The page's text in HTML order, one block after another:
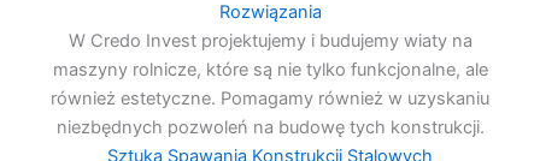
Rozwiązania
W Credo Invest projektujemy i budujemy wiaty na
maszyny rolnicze, które są nie tylko funkcjonalne, ale
również estetyczne. Pomagamy również w uzyskaniu
niezbędnych pozwoleń na budowę tych konstrukcji.
Sztuka Spawania Konstrukcji Stalowych